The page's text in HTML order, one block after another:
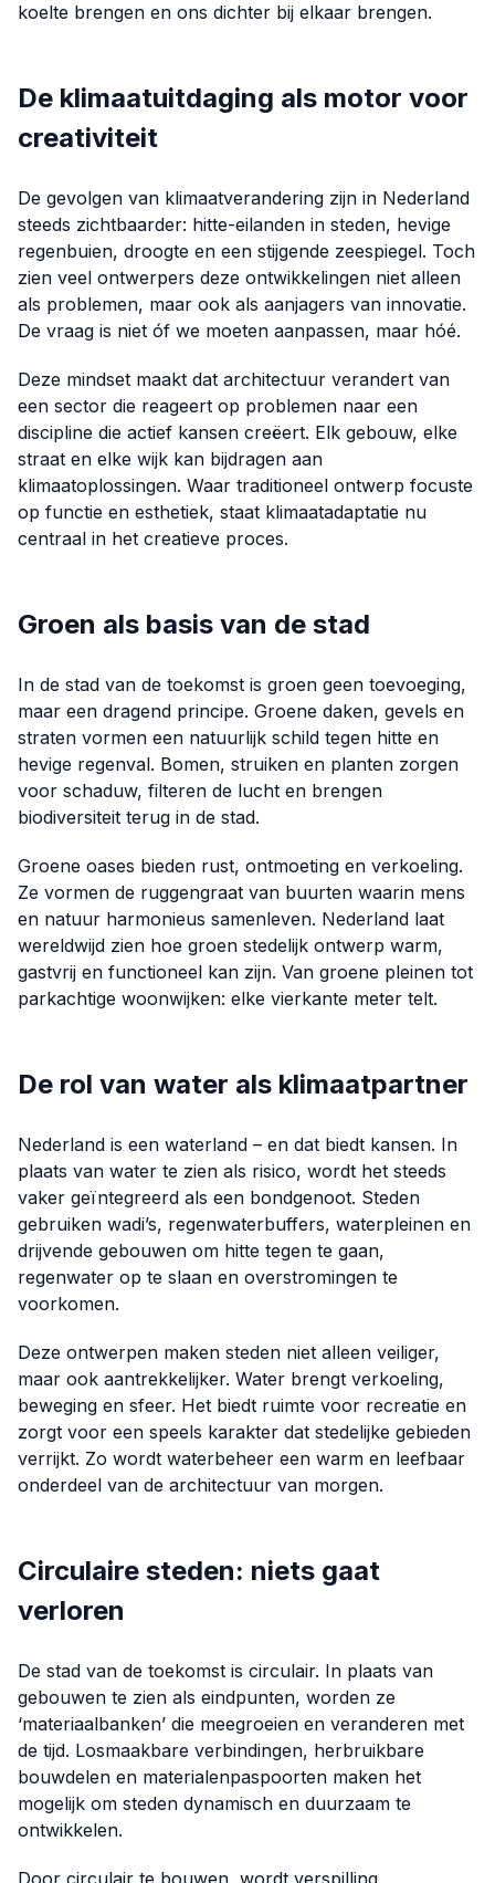
koelte brengen en ons dichter bij elkaar brengen.
De klimaatuitdaging als motor voor
creativiteit
De gevolgen van klimaatverandering zijn in Nederland
steeds zichtbaarder: hitte-eilanden in steden, hevige
regenbuien, droogte en een stijgende zeespiegel. Toch
zien veel ontwerpers deze ontwikkelingen niet alleen
als problemen, maar ook als aanjagers van innovatie.
De vraag is niet óf we moeten aanpassen, maar hóé.
Deze mindset maakt dat architectuur verandert van
een sector die reageert op problemen naar een
discipline die actief kansen creëert. Elk gebouw, elke
straat en elke wijk kan bijdragen aan
klimaatoplossingen. Waar traditioneel ontwerp focuste
op functie en esthetiek, staat klimaatadaptatie nu
centraal in het creatieve proces.
Groen als basis van de stad
In de stad van de toekomst is groen geen toevoeging,
maar een dragend principe. Groene daken, gevels en
straten vormen een natuurlijk schild tegen hitte en
hevige regenval. Bomen, struiken en planten zorgen
voor schaduw, filteren de lucht en brengen
biodiversiteit terug in de stad.
Groene oases bieden rust, ontmoeting en verkoeling.
Ze vormen de ruggengraat van buurten waarin mens
en natuur harmonieus samenleven. Nederland laat
wereldwijd zien hoe groen stedelijk ontwerp warm,
gastvrij en functioneel kan zijn. Van groene pleinen tot
parkachtige woonwijken: elke vierkante meter telt.
De rol van water als klimaatpartner
Nederland is een waterland – en dat biedt kansen. In
plaats van water te zien als risico, wordt het steeds
vaker geïntegreerd als een bondgenoot. Steden
gebruiken wadi’s, regenwaterbuffers, waterpleinen en
drijvende gebouwen om hitte tegen te gaan,
regenwater op te slaan en overstromingen te
voorkomen.
Deze ontwerpen maken steden niet alleen veiliger,
maar ook aantrekkelijker. Water brengt verkoeling,
beweging en sfeer. Het biedt ruimte voor recreatie en
zorgt voor een speels karakter dat stedelijke gebieden
verrijkt. Zo wordt waterbeheer een warm en leefbaar
onderdeel van de architectuur van morgen.
Circulaire steden: niets gaat
verloren
De stad van de toekomst is circulair. In plaats van
gebouwen te zien als eindpunten, worden ze
‘materiaalbanken’ die meegroeien en veranderen met
de tijd. Losmaakbare verbindingen, herbruikbare
bouwdelen en materialenpaspoorten maken het
mogelijk om steden dynamisch en duurzaam te
ontwikkelen.